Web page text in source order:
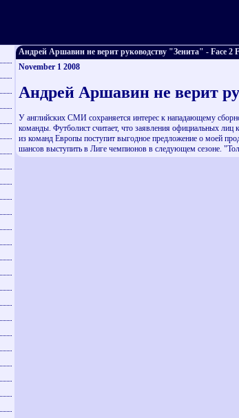
Андрей Аршавин не верит руководству "Зенита" - Face 2
November 1 2008
Андрей Аршавин не верит
У английских СМИ сохраняется интерес к нападающему
команды. Футболист считает, что заявления официальных
из команд Европы поступит выгодное предложение о моей
шансов выступить в Лиге чемпионов в следующем сезоне.